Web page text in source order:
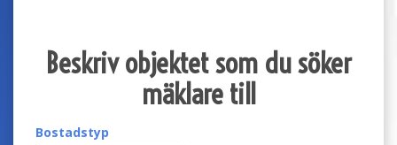
Beskriv objektet som du söker
mäklare till
Bostadstyp